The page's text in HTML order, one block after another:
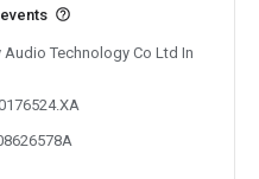
Technology Co Ltd In